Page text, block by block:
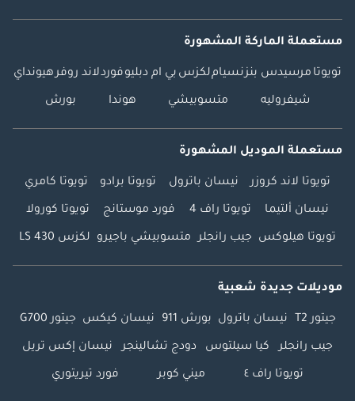
مستعملة الماركة المشهورة
تويوتا مرسيدس بنزنسياملكزس بي ام دبليوفوردلاند روفرهيونداي
شيفروليه متسوبيشي هوندا بورش
مستعملة الموديل المشهورة
تويوتا لاند كروزر نيسان باترول تويوتا برادو تويوتا كامري
نيسان ألتيما تويوتا راف 4 فورد موستانج تويوتا كورولا
تويوتا هيلوكس جيب رانجلر متسوبيشي باجيرو لكزس LS 430
موديلات جديدة شعبية
جيتور T2 نيسان باترول بورش 911 نيسان كيكس جيتور G700
جيب رانجلر كيا سيلتوس دودج تشالينجر نيسان إكس تريل
تويوتا راف ٤ ميني كوبر فورد تيريتوري